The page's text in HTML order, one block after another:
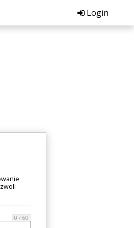
Login
0 / 60